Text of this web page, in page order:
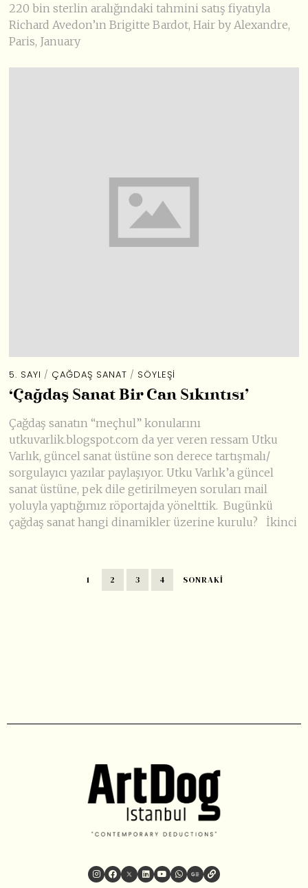
220 bin sterlin aralığındaki tahmini satış fiyatıyla
Richard Avedon’ın Brigitte Bardot, Hair by Alexandre,
Paris, January
5. SAYI / ÇAĞDAŞ SANAT / SÖYLEŞI
‘Çağdaş Sanat Bir Can Sıkıntısı’
Çağdaş sanatın “meçhul” konularını
utkuvarlik.blogspot.com da yer veren ressam Utku
Varlık, güncel sanat üstüne son derece tartışmalı/
sorgulayıcı yazılar paylaşıyor. Utku Varlık’a güncel
sanat üstüne, pek dile getirilmeyen soruları mail
yoluyla yaptığımız röportajda yönelttik. Bugünkü
çağdaş sanat hangi dinamikler üzerine kurulu? İkinci
1 2 3 4 SONRAKI